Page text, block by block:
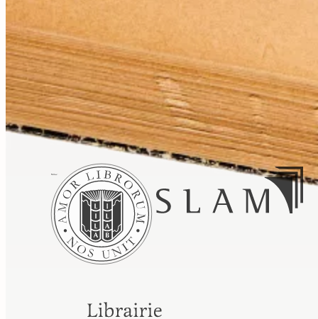
Informations
PaiementLivraisonConditions de
venteMentions légalesGestion des
cookiesPolitique de confidentialité